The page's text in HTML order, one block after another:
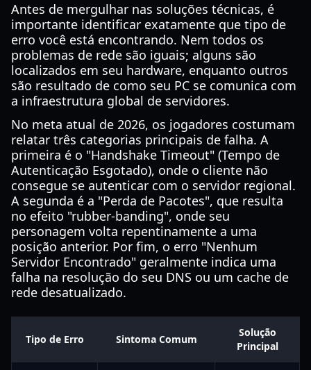
Antes de mergulhar nas soluções técnicas, é
importante identificar exatamente que tipo de
erro você está encontrando. Nem todos os
problemas de rede são iguais; alguns são
localizados em seu hardware, enquanto outros
são resultado de como seu PC se comunica com
a infraestrutura global de servidores.
No meta atual de 2026, os jogadores costumam
relatar três categorias principais de falha. A
primeira é o "Handshake Timeout" (Tempo de
Autenticação Esgotado), onde o cliente não
consegue se autenticar com o servidor regional.
A segunda é a "Perda de Pacotes", que resulta
no efeito "rubber-banding", onde seu
personagem volta repentinamente a uma
posição anterior. Por fim, o erro "Nenhum
Servidor Encontrado" geralmente indica uma
falha na resolução do seu DNS ou um cache de
rede desatualizado.
Tipo de Erro Sintoma Comum
Solução
Principal